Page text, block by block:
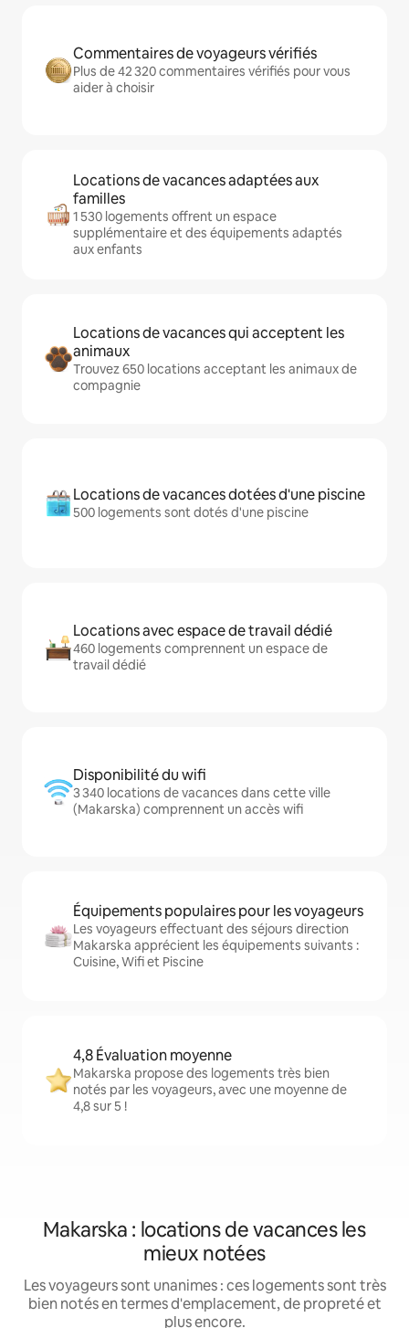
Commentaires de voyageurs vérifiés
Plus de 42 320 commentaires vérifiés pour vous
aider à choisir
Locations de vacances adaptées aux
familles
1 530 logements offrent un espace
supplémentaire et des équipements adaptés
aux enfants
Locations de vacances qui acceptent les
animaux
Trouvez 650 locations acceptant les animaux de
compagnie
Locations de vacances dotées d'une piscine
500 logements sont dotés d'une piscine
Locations avec espace de travail dédié
460 logements comprennent un espace de
travail dédié
Disponibilité du wifi
3 340 locations de vacances dans cette ville
(Makarska) comprennent un accès wifi
Équipements populaires pour les voyageurs
Les voyageurs effectuant des séjours direction
Makarska apprécient les équipements suivants :
Cuisine, Wifi et Piscine
4,8 Évaluation moyenne
Makarska propose des logements très bien
notés par les voyageurs, avec une moyenne de
4,8 sur 5 !
Makarska : locations de vacances les
mieux notées
Les voyageurs sont unanimes : ces logements sont très
bien notés en termes d'emplacement, de propreté et
plus encore.